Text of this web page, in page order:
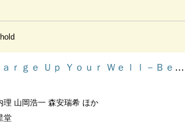
ｇｅ Ｕｐ Ｙｏｕｒ Ｗｅｌｌ－Ｂｅｉｎｇ 健康トピックで育む英語４技能
理 山岡浩一 森安瑞希 ほか
堂